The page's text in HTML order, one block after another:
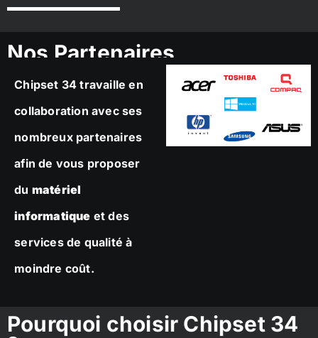
Nos Partenaires
Chipset 34 travaille en
collaboration avec ses
nombreux partenaires
afin de vous proposer
du matériel
informatique et des
services de qualité à
moindre coût.
Pourquoi choisir Chipset 34